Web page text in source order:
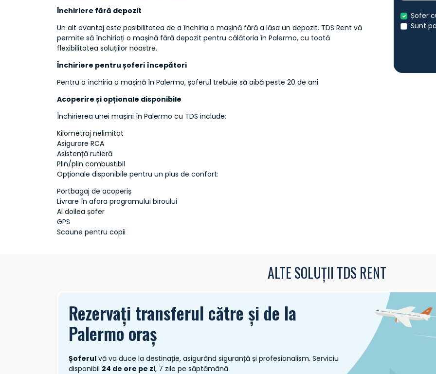
Șofer
Sunt
Închiriere fără depozit
Un alt avantaj este posibilitatea de a închiria o mașină fără a lăsa un depozit. TDS Rent vă
permite să închiriați o mașină fără depozit pentru călătoria în Palermo, cu toată
flexibilitatea soluțiilor noastre.
Închiriere pentru șoferi începători
Pentru a închiria o mașină în Palermo, șoferul trebuie să aibă peste 20 de ani.
Acoperire și opționale disponibile
Închirierea unei mașini în Palermo cu TDS include:
Kilometraj nelimitat
Asigurare RCA
Asistență rutieră
Plin/plin combustibil
Opționale disponibile pentru un plus de confort:
Portbagaj de acoperiș
Livrare în afara programului biroului
Al doilea șofer
GPS
Scaune pentru copii
ALTE SOLUȚII TDS RENT
Rezervați transferul către și de la
Palermo oraș
Șoferul vă va duce la destinație, asigurând siguranță și profesionalism. Serviciu
disponibil 24 de ore pe zi, 7 zile pe săptămână